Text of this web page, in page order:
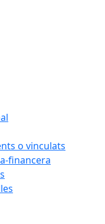
o vinculats
financera